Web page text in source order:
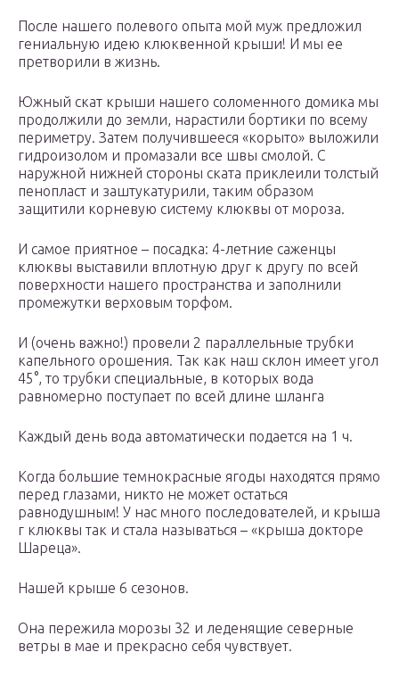
После нашего полевого опыта мой муж предложил
гениальную идею клюквенной крыши! И мы ее
претворили в жизнь.
Южный скат крыши нашего соломенного домика мы
продолжили до земли, нарастили бортики по всему
периметру. Затем получившееся «корыто» выложили
гидроизолом и промазали все швы смолой. С
наружной нижней стороны ската приклеили толстый
пенопласт и заштукатурили, таким образом
защитили корневую систему клюквы от мороза.
И самое приятное – посадка: 4-летние саженцы
клюквы выставили вплотную друг к другу по всей
поверхности нашего пространства и заполнили
промежутки верховым торфом.
И (очень важно!) провели 2 параллельные трубки
капельного орошения. Так как наш склон имеет угол
45°, то трубки специальные, в которых вода
равномерно поступает по всей длине шланга
Каждый день вода автоматически подается на 1 ч.
Когда большие темнокрасные ягоды находятся прямо
перед глазами, никто не может остаться
равнодушным! У нас много последователей, и крыша
г клюквы так и стала называться – «крыша докторе
Шареца».
Нашей крыше 6 сезонов.
Она пережила морозы 32 и леденящие северные
ветры в мае и прекрасно себя чувствует.